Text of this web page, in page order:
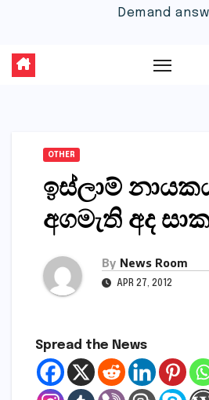
Demand
OTHER
ඉස්ලාම්
අගමැති අද
By News Room
APR 27, 2012
Spread the News